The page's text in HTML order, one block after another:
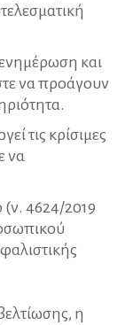
και
να προάγουν
τις κρίσιμες
να
(ν. 4624/2019
η